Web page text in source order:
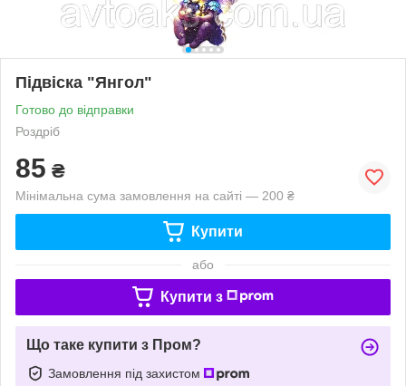
Підвіска "Янгол"
Готово до відправки
Роздріб
85 ₴
Мінімальна сума замовлення на сайті — 200 ₴
Купити
або
Купити з
Що таке купити з Пром?
Замовлення під захистом